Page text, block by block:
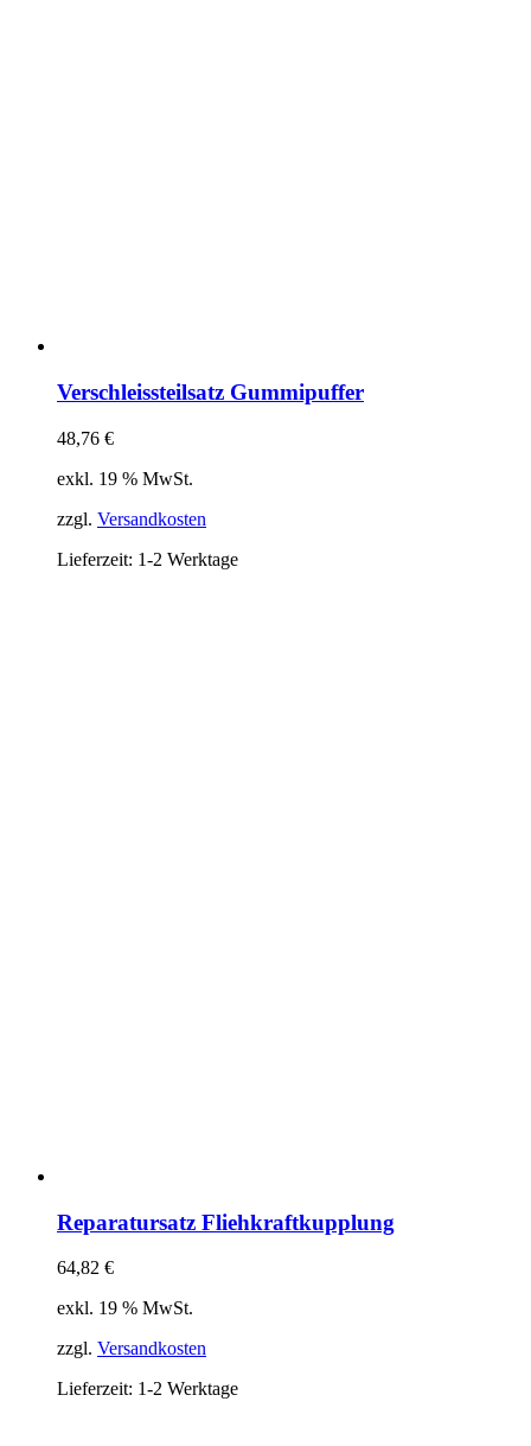
Verschleissteilsatz Gummipuffer
48,76 €
exkl. 19 % MwSt.
zzgl. Versandkosten
Lieferzeit: 1-2 Werktage
Reparatursatz Fliehkraftkupplung
64,82 €
exkl. 19 % MwSt.
zzgl. Versandkosten
Lieferzeit: 1-2 Werktage